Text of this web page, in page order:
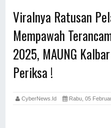
Viralnya Ratusan
Mempawah
2025, MAUNG
Periksa !
CyberNews.id Rabu, 05